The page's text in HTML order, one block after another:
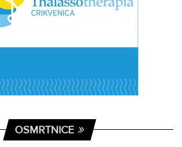
OSMRTNICE